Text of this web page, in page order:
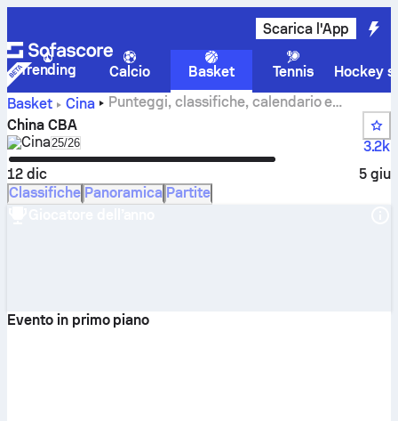
Scarica l'App
Trending Calcio Basket Tennis
Hockey
Basket
Cina
Punteggi, classifiche, calendario e
statistiche di China CBA
China CBA
CinaSelect season in unique tournament header
25/26
3.2k
12 dic
5 giu
Classifiche Panoramica Partite
Evento in primo piano